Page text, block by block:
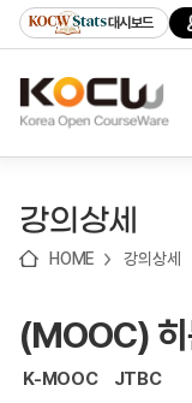
기
기
기
content)
가
대시보드
강의상세
HOME 강의상세
(MOOC) 히
K-MOOC JTBC